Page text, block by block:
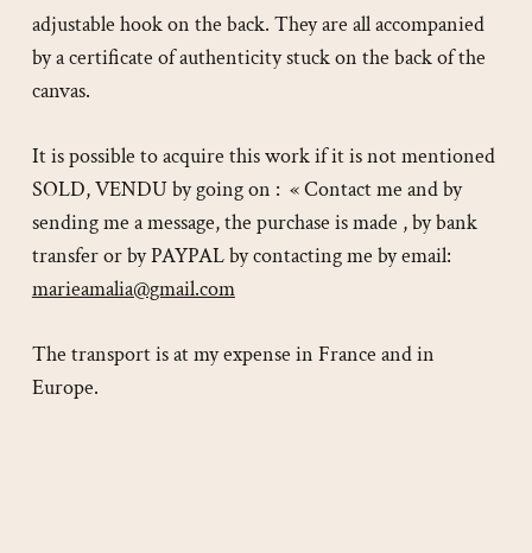
adjustable hook on the back. They are all accompanied
by a certificate of authenticity stuck on the back of the
canvas.
It is possible to acquire this work if it is not mentioned
SOLD, VENDU by going on : « Contact me and by
sending me a message, the purchase is made , by bank
transfer or by PAYPAL by contacting me by email:
marieamalia@gmail.com
The transport is at my expense in France and in
Europe.